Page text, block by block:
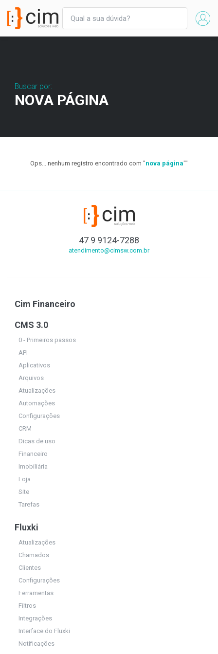
Buscar por:
NOVA PÁGINA
Ops... nenhum registro encontrado com "nova página""
47 9 9124-7288
atendimento@cimsw.com.br
Cim Financeiro
CMS 3.0
0 - Primeiros passos
API
Aplicativos
Arquivos
Atualizações
Automações
Configurações
CRM
Dicas de uso
Financeiro
Imobiliária
Loja
Site
Tarefas
Fluxki
Atualizações
Chamados
Clientes
Configurações
Ferramentas
Filtros
Integrações
Interface do Fluxki
Notificações